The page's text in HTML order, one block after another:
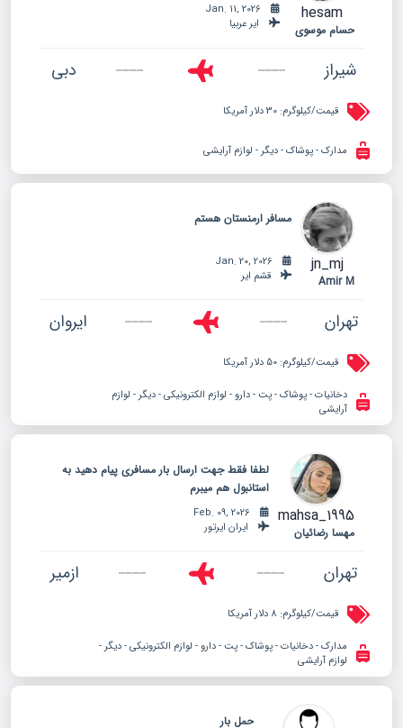
hesam
حسام موسوی
ایر عربیا
شیراز دبی
قیمت/کیلوگرم:
مدارک - پوشاک - دیگر - لوازم آرایشی
jn_mj
Amir M
مسافر ارمنستان هستم
قشم ایر
تهران ایروان
قیمت/کیلوگرم:
دخانیات - پوشاک - پت - دارو - لوازم الکترونیکی - دیگر - لوازم
آرایشی
mahsa_1995
مهسا رضائیان
لطفا فقط جهت ارسال بار مسافری پیام دهید به
استانبول هم میبرم
ایران ایرتور
تهران ازمیر
قیمت/کیلوگرم:
مدارک - دخانیات - پوشاک - پت - دارو - لوازم الکترونیکی - دیگر -
لوازم آرایشی
حمل بار